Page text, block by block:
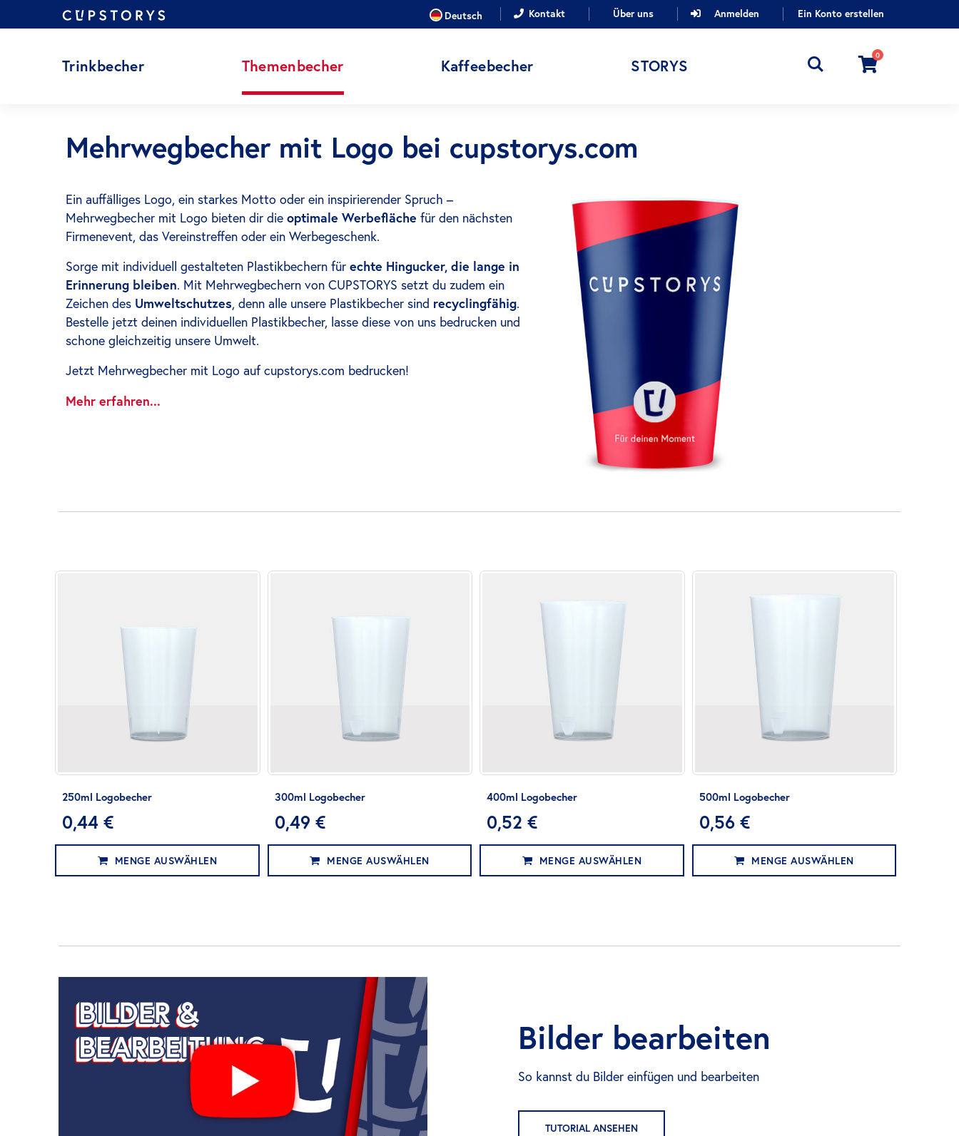
Zum
Inhalt
SPRACHEDeutsch Kontakt Über uns Anmelden Ein Konto erstellen
Cart
0
Trinkbecher Themenbecher Kaffeebecher STORYS
Mehrwegbecher mit Logo bei cupstorys.com
Ein auffälliges Logo, ein starkes Motto oder ein inspirierender Spruch –
Mehrwegbecher mit Logo bieten dir die optimale Werbefläche für den nächsten
Firmenevent, das Vereinstreffen oder ein Werbegeschenk.
Sorge mit individuell gestalteten Plastikbechern für echte Hingucker, die lange in
Erinnerung bleiben. Mit Mehrwegbechern von CUPSTORYS setzt du zudem ein
Zeichen des Umweltschutzes, denn alle unsere Plastikbecher sind recyclingfähig.
Bestelle jetzt deinen individuellen Plastikbecher, lasse diese von uns bedrucken und
schone gleichzeitig unsere Umwelt.
Jetzt Mehrwegbecher mit Logo auf cupstorys.com bedrucken!
Mehr erfahren...
250ml Logobecher
0,44 €
MENGE AUSWÄHLEN
300ml Logobecher
0,49 €
MENGE AUSWÄHLEN
400ml Logobecher
0,52 €
MENGE AUSWÄHLEN
500ml Logobecher
0,56 €
MENGE AUSWÄHLEN
Bilder bearbeiten
So kannst du Bilder einfügen und bearbeiten
TUTORIAL ANSEHEN